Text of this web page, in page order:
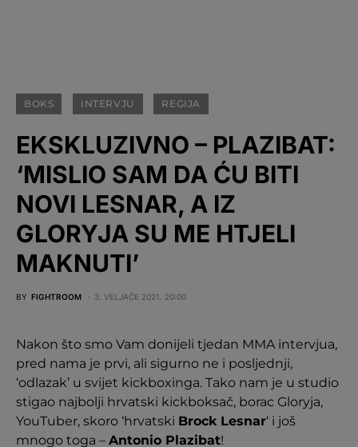
BOKS INTERVJU REGIJA
EKSKLUZIVNO – PLAZIBAT:
‘MISLIO SAM DA ĆU BITI
NOVI LESNAR, A IZ
GLORYJA SU ME HTJELI
MAKNUTI’
BY FIGHTROOM 3. VELJAČE 2021. 20:00
Nakon što smo Vam donijeli tjedan MMA intervjua,
pred nama je prvi, ali sigurno ne i posljednji,
‘odlazak’ u svijet kickboxinga. Tako nam je u studio
stigao najbolji hrvatski kickboksač, borac Gloryja,
YouTuber, skoro ‘hrvatski Brock Lesnar‘ i još
mnogo toga – Antonio Plazibat!